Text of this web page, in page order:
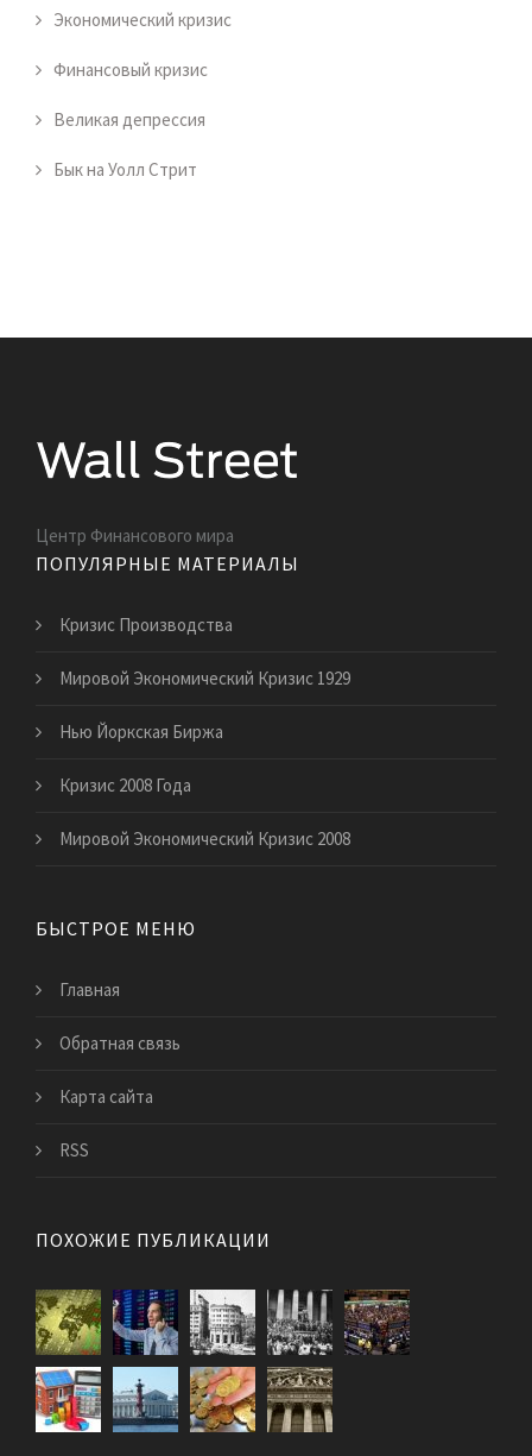
Экономический кризис
Финансовый кризис
Великая депрессия
Бык на Уолл Стрит
Центр Финансового мира
ПОПУЛЯРНЫЕ МАТЕРИАЛЫ
Кризис Производства
Мировой Экономический Кризис 1929
Нью Йоркская Биржа
Кризис 2008 Года
Мировой Экономический Кризис 2008
БЫСТРОЕ МЕНЮ
Главная
Обратная связь
Карта сайта
RSS
ПОХОЖИЕ ПУБЛИКАЦИИ